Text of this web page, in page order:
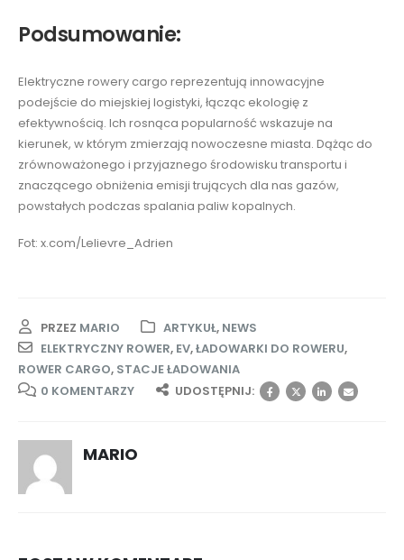
Podsumowanie:
Elektryczne rowery cargo reprezentują innowacyjne
podejście do miejskiej logistyki, łącząc ekologię z
efektywnością. Ich rosnąca popularność wskazuje na
kierunek, w którym zmierzają nowoczesne miasta. Dążąc do
zrównoważonego i przyjaznego środowisku transportu i
znaczącego obniżenia emisji trujących dla nas gazów,
powstałych podczas spalania paliw kopalnych.
Fot: x.com/Lelievre_Adrien
PRZEZ MARIO ARTYKUŁ, NEWS
ELEKTRYCZNY ROWER, EV,ŁADOWARKI DO ROWERU,
ROWER CARGO, STACJE ŁADOWANIA
0 KOMENTARZY
UDOSTĘPNIJ:
MARIO